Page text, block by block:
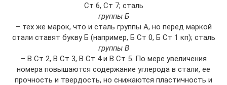
Ст 6, Ст 7; сталь
группы Б
– тех же марок, что и сталь группы А, но перед маркой
стали ставят букву Б (например, Б Ст 0, Б Ст 1 кп); сталь
группы В
– В Ст 2, В Ст 3, В Ст 4 и В Ст 5. По мере увеличения
номера повышаются содержание углерода в стали, ее
прочность и твердость, но снижаются пластичность и